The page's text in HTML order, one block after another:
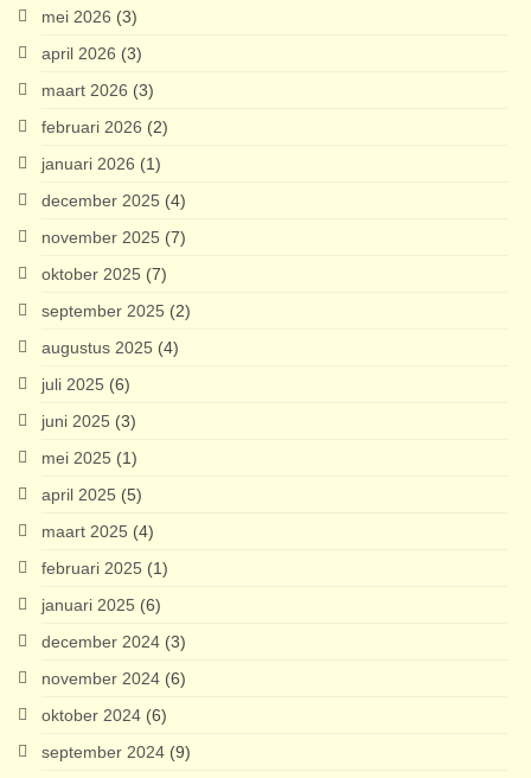
mei 2026 (3)
april 2026 (3)
maart 2026 (3)
februari 2026 (2)
januari 2026 (1)
december 2025 (4)
november 2025 (7)
oktober 2025 (7)
september 2025 (2)
augustus 2025 (4)
juli 2025 (6)
juni 2025 (3)
mei 2025 (1)
april 2025 (5)
maart 2025 (4)
februari 2025 (1)
januari 2025 (6)
december 2024 (3)
november 2024 (6)
oktober 2024 (6)
september 2024 (9)